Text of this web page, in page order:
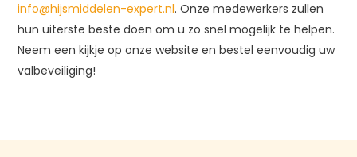
info@hijsmiddelen-expert.nl. Onze medewerkers zullen
hun uiterste beste doen om u zo snel mogelijk te helpen.
Neem een kijkje op onze website en bestel eenvoudig uw
valbeveiliging!